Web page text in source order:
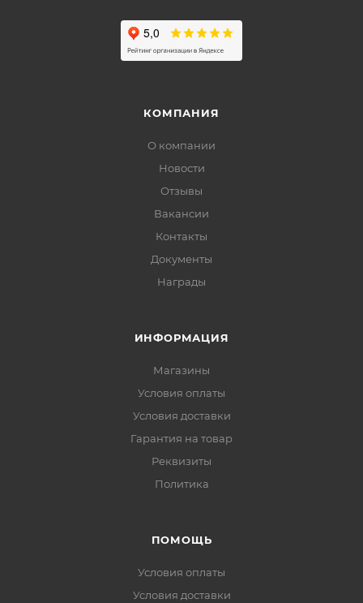
КОМПАНИЯ
О компании
Новости
Отзывы
Вакансии
Контакты
Документы
Награды
ИНФОРМАЦИЯ
Магазины
Условия оплаты
Условия доставки
Гарантия на товар
Реквизиты
Политика
ПОМОЩЬ
Условия оплаты
Условия доставки